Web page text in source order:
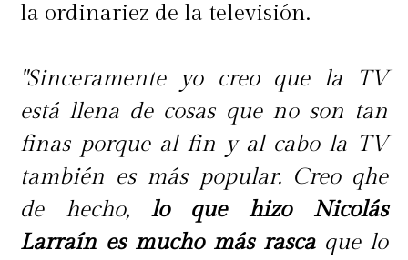
la ordinariez de la televisión.
"Sinceramente yo creo que la TV
está llena de cosas que no son tan
finas porque al fin y al cabo la TV
también es más popular. Creo qhe
de hecho, lo que hizo Nicolás
Larraín es mucho más rascaque lo